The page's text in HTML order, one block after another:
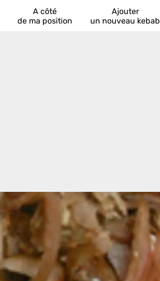
A côté
de ma position
Ajouter
un nouveau kebab